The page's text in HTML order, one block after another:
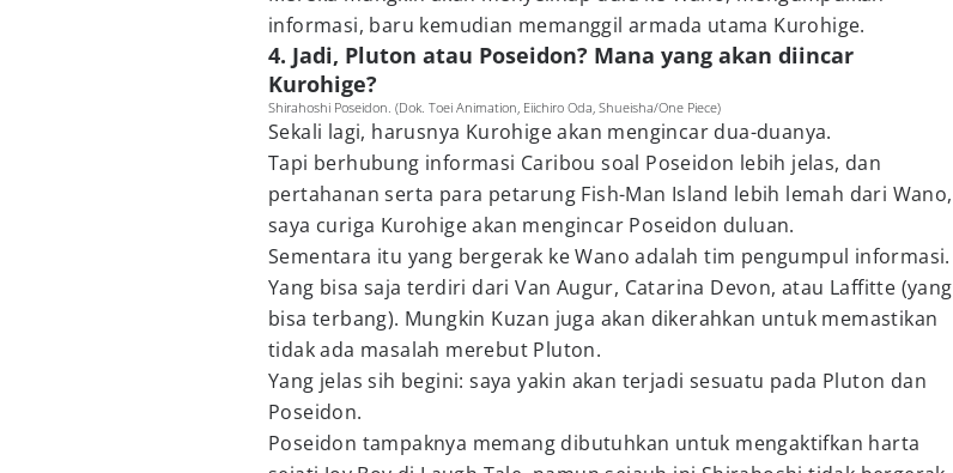
informasi, baru kemudian memanggil armada utama Kurohige.
4. Jadi, Pluton atau Poseidon? Mana yang akan diincar
Kurohige?
Shirahoshi Poseidon. (Dok. Toei Animation, Eiichiro Oda, Shueisha/One Piece)
Sekali lagi, harusnya Kurohige akan mengincar dua-duanya.
Tapi berhubung informasi Caribou soal Poseidon lebih jelas, dan
pertahanan serta para petarung Fish-Man Island lebih lemah dari Wano,
saya curiga Kurohige akan mengincar Poseidon duluan.
Sementara itu yang bergerak ke Wano adalah tim pengumpul informasi.
Yang bisa saja terdiri dari Van Augur, Catarina Devon, atau Laffitte (yang
bisa terbang). Mungkin Kuzan juga akan dikerahkan untuk memastikan
tidak ada masalah merebut Pluton.
Yang jelas sih begini: saya yakin akan terjadi sesuatu pada Pluton dan
Poseidon.
Poseidon tampaknya memang dibutuhkan untuk mengaktifkan harta